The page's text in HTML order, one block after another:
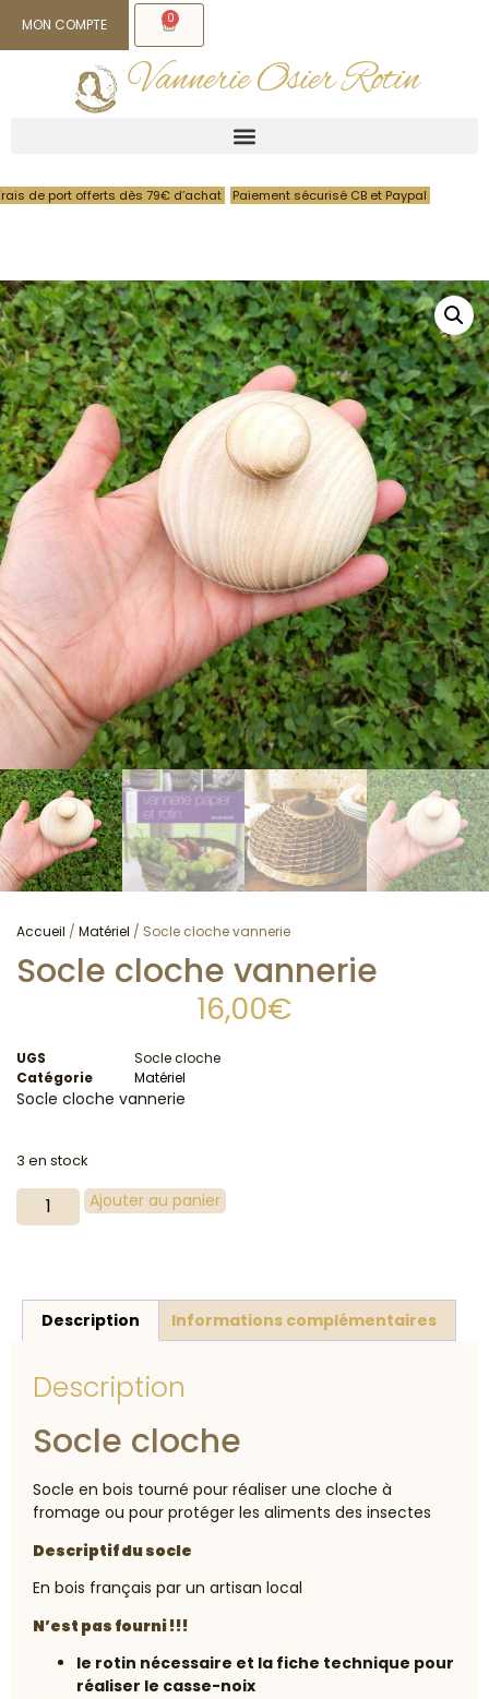
MON COMPTE 0
Vannerie Osier Rotin
de port offerts dès 79€ d’achat Paiement sécurisé CB et Paypal
Accueil / Matériel / Socle cloche vannerie
Socle cloche vannerie
16,00€
UGS
Socle cloche
Catégorie
Matériel
Socle cloche vannerie
3 en stock
Ajouter au panier
Description Informations complémentaires
Description
Socle cloche
Socle en bois tourné pour réaliser une cloche à
fromage ou pour protéger les aliments des insectes
Descriptif du socle
En bois français par un artisan local
N’est pas fourni !!!
le rotin nécessaire et la fiche technique pour
réaliser le casse-noix